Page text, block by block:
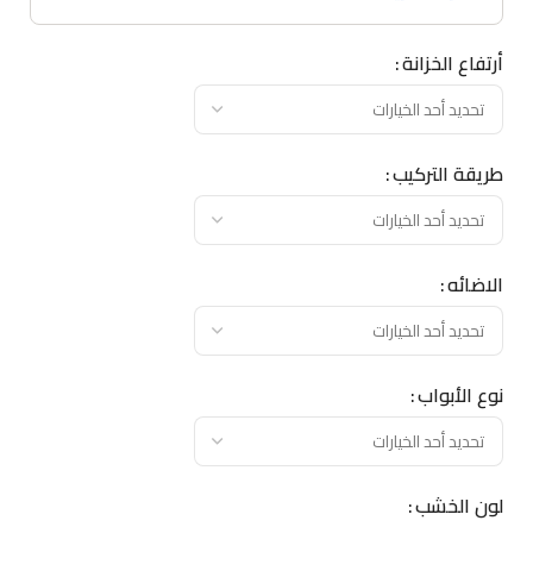
أرتفاع الخزانة
طريقة التركيب
الاضائه
نوع الأبواب
لون الخشب